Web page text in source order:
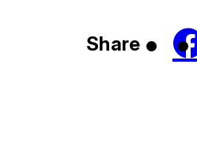
Share